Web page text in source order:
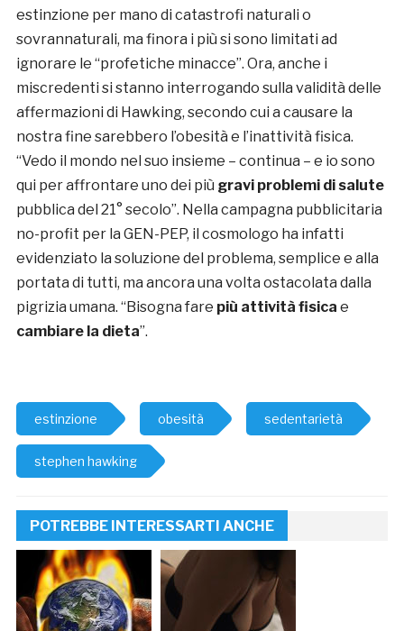
estinzione per mano di catastrofi naturali o
sovrannaturali, ma finora i più si sono limitati ad
ignorare le “profetiche minacce”. Ora, anche i
miscredenti si stanno interrogando sulla validità delle
affermazioni di Hawking, secondo cui a causare la
nostra fine sarebbero l’obesità e l’inattività fisica.
“Vedo il mondo nel suo insieme – continua – e io sono
qui per affrontare uno dei più gravi problemi di salute
pubblica del 21° secolo”. Nella campagna pubblicitaria
no-profit per la GEN-PEP, il cosmologo ha infatti
evidenziato la soluzione del problema, semplice e alla
portata di tutti, ma ancora una volta ostacolata dalla
pigrizia umana. “Bisogna fare più attività fisica e
cambiare la dieta”.
estinzione obesità sedentarietà
stephen hawking
POTREBBE INTERESSARTI ANCHE